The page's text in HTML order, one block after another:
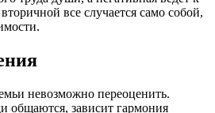
все случается само собой,
невозможно переоценить.
общаются, зависит гармония